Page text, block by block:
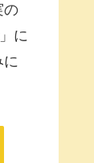
の
に